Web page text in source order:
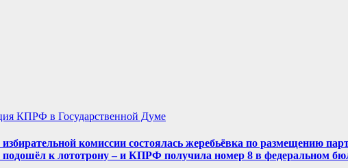
КПРФ в Государственной Думе
комиссии состоялась жеребьёвка по размещению
к лототрону – и КПРФ получила номер 8 в федеральном